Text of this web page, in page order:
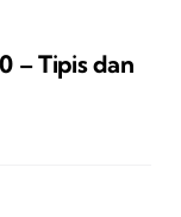
– Tipis dan